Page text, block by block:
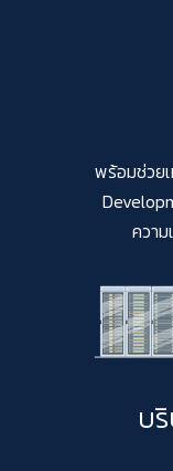
พร้อมช่วย
ควา
บ